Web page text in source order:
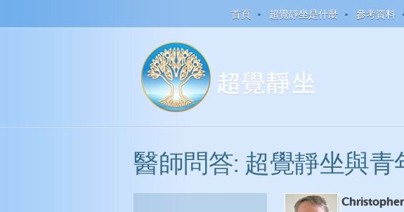
首頁 超覺靜坐是什麼 參考資料
醫師問答: 超覺靜坐與青